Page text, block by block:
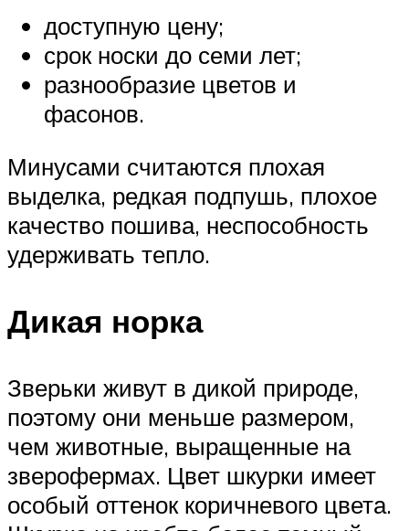
доступную цену;
срок носки до семи лет;
разнообразие цветов и
фасонов.
Минусами считаются плохая
выделка, редкая подпушь, плохое
качество пошива, неспособность
удерживать тепло.
Дикая норка
Зверьки живут в дикой природе,
поэтому они меньше размером,
чем животные, выращенные на
зверофермах. Цвет шкурки имеет
особый оттенок коричневого цвета.